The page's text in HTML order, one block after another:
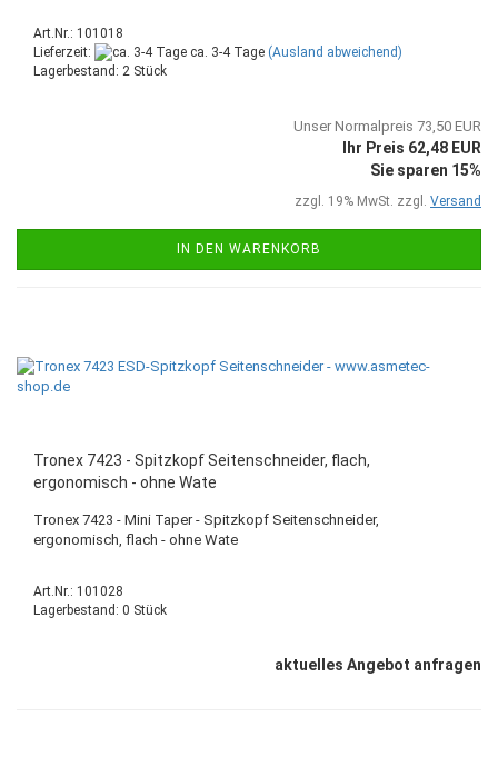
Art.Nr.: 101018
Lieferzeit:
ca. 3-4 Tage (Ausland abweichend)
Lagerbestand: 2 Stück
Unser Normalpreis 73,50 EUR
Ihr Preis 62,48 EUR
Sie sparen 15%
zzgl. 19% MwSt. zzgl. Versand
IN DEN WARENKORB
Tronex 7423 - Spitzkopf Seitenschneider, flach,
ergonomisch - ohne Wate
Tronex 7423 - Mini Taper - Spitzkopf Seitenschneider,
ergonomisch, flach - ohne Wate
Art.Nr.: 101028
Lagerbestand: 0 Stück
aktuelles Angebot anfragen